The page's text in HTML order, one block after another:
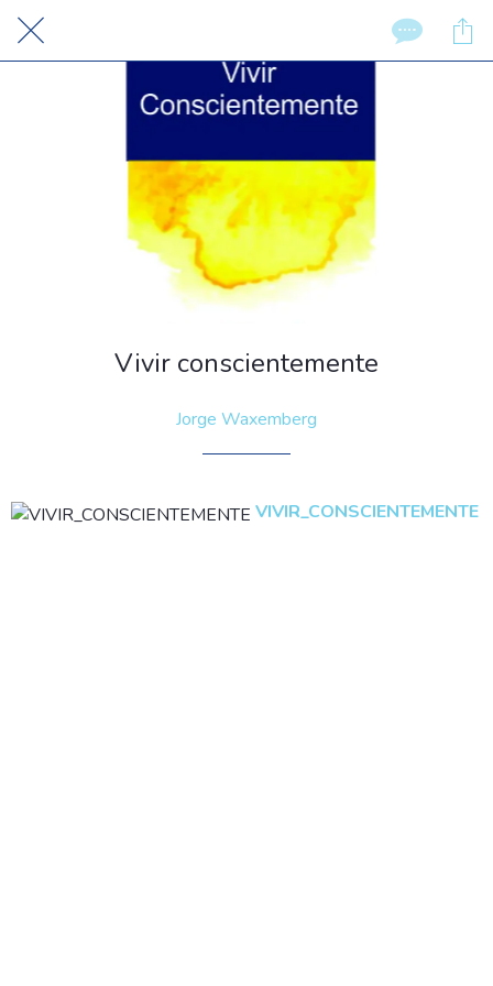
Vivir conscientemente
Jorge Waxemberg
VIVIR_CONSCIENTEMENTE